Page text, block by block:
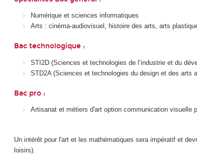
Numérique et sciences informatiques
Arts : cinéma-audiovisuel, histoire des arts, arts
Bac technologique :
STI2D (Sciences et technologies de l’industrie et du
STD2A (Sciences et technologies du design et des arts
Bac pro :
Artisanat et métiers d'art option communication visuelle
Un intérêt pour l'art et les mathématiques sera impératif et
loisirs).